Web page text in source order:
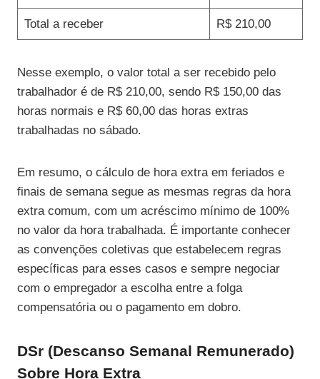
Total a receber R$ 210,00
Nesse exemplo, o valor total a ser recebido pelo
trabalhador é de R$ 210,00, sendo R$ 150,00 das
horas normais e R$ 60,00 das horas extras
trabalhadas no sábado.
Em resumo, o cálculo de hora extra em feriados e
finais de semana segue as mesmas regras da hora
extra comum, com um acréscimo mínimo de 100%
no valor da hora trabalhada. É importante conhecer
as convenções coletivas que estabelecem regras
específicas para esses casos e sempre negociar
com o empregador a escolha entre a folga
compensatória ou o pagamento em dobro.
DSr (Descanso Semanal Remunerado)
Sobre Hora Extra